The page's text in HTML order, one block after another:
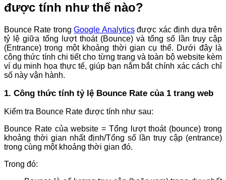
được tính như thế nào?
Bounce Rate trongGoogle Analyticsđược xác định dựa trên
tỷ lệ giữa tổng lượt thoát (Bounce) và tổng số lần truy cập
(Entrance) trong một khoảng thời gian cụ thể. Dưới đây là
công thức tính chi tiết cho từng trang và toàn bộ website kèm
ví dụ minh họa thực tế, giúp bạn nắm bắt chính xác cách chỉ
số này vận hành.
1. Công thức tính tỷ lệ Bounce Rate của 1 trang web
Kiểm tra Bounce Rate được tính như sau:
Bounce Rate của website = Tổng lượt thoát (bounce) trong
khoảng thời gian nhất định/Tổng số lần truy cập (entrance)
trong cùng một khoảng thời gian đó.
Trong đó: